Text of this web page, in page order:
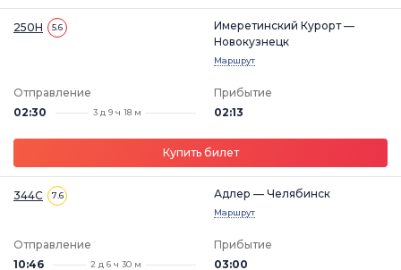
250Н 5.6
Имеретинский Курорт —
Новокузнецк
Маршрут
Отправление
02:30
3 д 9 ч 18 м
Прибытие
02:13
Купить билет
344С 7.6 Адлер — Челябинск
Маршрут
Отправление
10:46
2 д 6 ч 30 м
Прибытие
03:00